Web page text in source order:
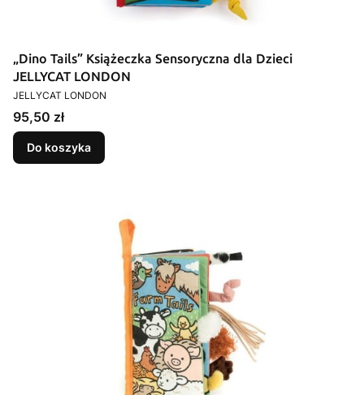
„Dino Tails” Książeczka Sensoryczna dla Dzieci
JELLYCAT LONDON
PRODUCENT
JELLYCAT LONDON
Cena
95,50 zł
Do koszyka